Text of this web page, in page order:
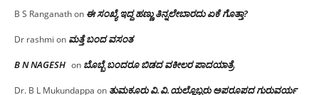
B S Ranganathon ಈ ಸಂಖ್ಯೆ ಇದ್ದ ಹಣ್ಣು ತಿನ್ನಲೇಬಾರದು ಏಕೆ ಗೊತ್ತಾ?
Dr rashmi on ಮತ್ತೆ ಬಂದ ವಸಂತ
B N NAGESH on ಬೊಬ್ಬೆ ಬಂದರೂ ಬಿಡದ ವಕೀಲರ ಪಾದಯಾತ್ರೆ
Dr. B L Mukundappa on ತುಮಕೂರು‌ ವಿ.ವಿ.ಯಲ್ಲೊಬ್ಬರು ಅಪರೂಪದ ಗುರುವರ್ಯ